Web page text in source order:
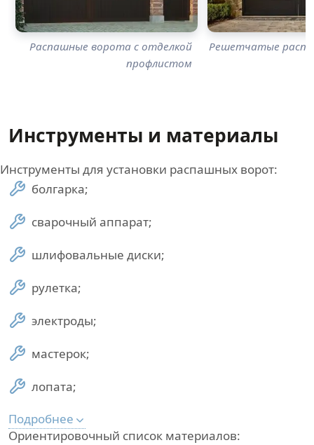
Распашные ворота с отделкой
профлистом
Решетчатые
Инструменты и материалы
Инструменты для установки распашных ворот:
болгарка;
сварочный аппарат;
шлифовальные диски;
рулетка;
электроды;
мастерок;
лопата;
Подробнее
Ориентировочный список материалов: